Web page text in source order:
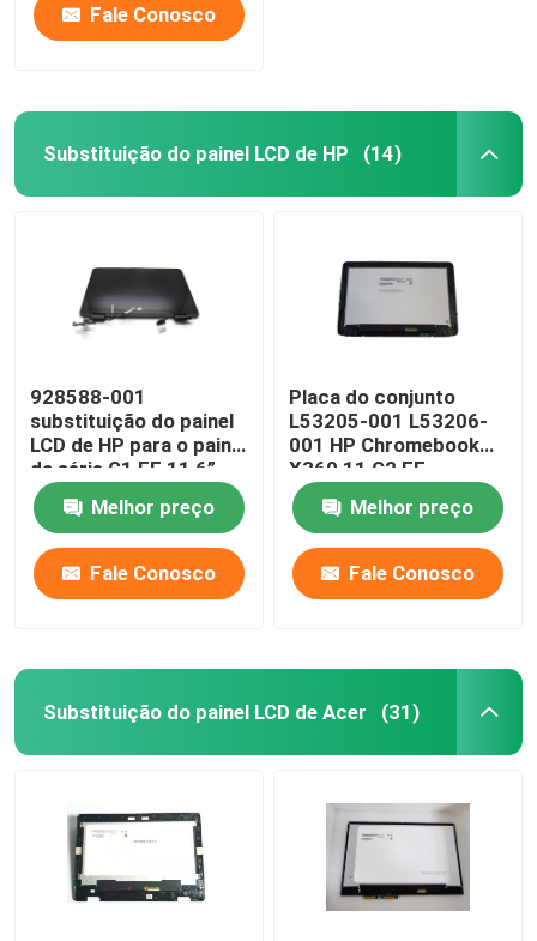
Fale Conosco
Substituição do painel LCD de HP (14)
928588-001
substituição do painel
LCD de HP para o painel
da série G1 EE 11,6”
LCD de Chromebook
X360 11-AEMelhor preço
Fale Conosco
Placa do conjunto
L53205-001 L53206-
001 HP Chromebook
X360 11 G2 EE
NV116WHM-T10 LCD
W/Frame de HP LCD
Melhor preço
Fale Conosco
Substituição do painel LCD de Acer (31)